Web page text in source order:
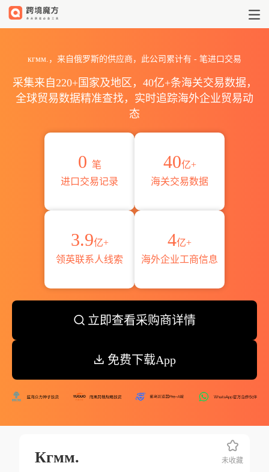
кгмм.，来自俄罗斯的供应商，此公司累计有 - 笔进口交易
采集来自220+国家及地区，40亿+条海关交易数据，
全球贸易数据精准查找，实时追踪海外企业贸易动
态
0 笔
进口交易记录
40亿+
海关交易数据
3.9亿+
领英联系人线索
4亿+
海外企业工商信息
立即查看采购商详情
免费下载App
Кгмм. 未收藏